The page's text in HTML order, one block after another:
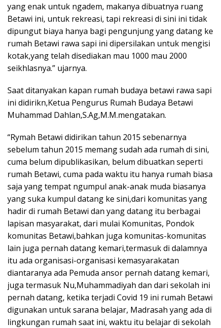
yang enak untuk ngadem, makanya dibuatnya ruang
Betawi ini, untuk rekreasi, tapi rekreasi di sini ini tidak
dipungut biaya hanya bagi pengunjung yang datang ke
rumah Betawi rawa sapi ini dipersilakan untuk mengisi
kotak,yang telah disediakan mau 1000 mau 2000
seikhlasnya.” ujarnya.
Saat ditanyakan kapan rumah budaya betawi rawa sapi
ini didirikn,Ketua Pengurus Rumah Budaya Betawi
Muhammad Dahlan,S.Ag,M.M.mengatakan.
“Rymah Betawi didirikan tahun 2015 sebenarnya
sebelum tahun 2015 memang sudah ada rumah di sini,
cuma belum dipublikasikan, belum dibuatkan seperti
rumah Betawi, cuma pada waktu itu hanya rumah biasa
saja yang tempat ngumpul anak-anak muda biasanya
yang suka kumpul datang ke sini,dari komunitas yang
hadir di rumah Betawi dan yang datang itu berbagai
lapisan masyarakat, dari mulai Komunitas, Pondok
komunitas Betawi,bahkan juga komunitas-komunitas
lain juga pernah datang kemari,termasuk di dalamnya
itu ada organisasi-organisasi kemasyarakatan
diantaranya ada Pemuda ansor pernah datang kemari,
juga termasuk Nu,Muhammadiyah dan dari sekolah ini
pernah datang, ketika terjadi Covid 19 ini rumah Betawi
digunakan untuk sarana belajar, Madrasah yang ada di
lingkungan rumah saat ini, waktu itu belajar di sekolah